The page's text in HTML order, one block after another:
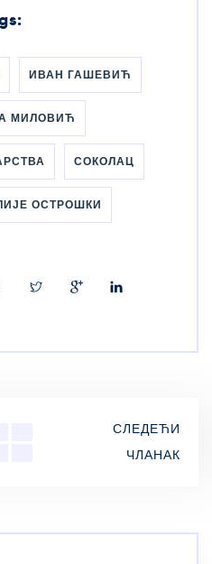
ИВАН ГАШЕВИЋ
МИЛОВИЋ
СОКОЛАЦ
ОСТРОШКИ
СЛЕДЕЋИ
ЧЛАНАК